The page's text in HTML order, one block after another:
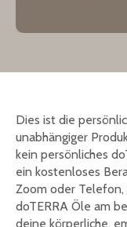
Dies ist die
unabhängiger
kein persönliches
ein kostenloses
Zoom oder Telefon,
doTERRA Öle am
deine körperliche,